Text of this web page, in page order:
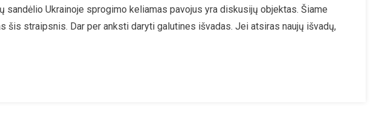
Šaudmenų
Sandėlio
sandėlio Ukrainoje sprogimo keliamas pavojus yra diskusijų objektas. Šiame
šis straipsnis. Dar per anksti daryti galutines išvadas. Jei atsiras naujų išvadų,